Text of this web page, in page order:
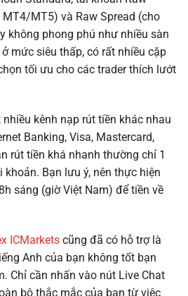
MT5) và Raw Spread (cho
không phong phú như nhiều sàn
mức siêu thấp, có rất nhiều cặp
tối ưu cho các trader thích lướt
nhiều kênh nạp rút tiền khác nhau
Banking, Visa, Mastercard,
rút tiền khá nhanh thường chỉ 1
Bạn lưu ý, nên thực hiện
sáng (giờ Việt Nam) để tiền về
ICMarkets cũng đã có hỗ trợ là
Anh của bạn không tốt bạn
Chỉ cần nhấn vào nút Live Chat
bộ thắc mắc của bạn từ việc